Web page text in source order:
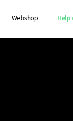
Webshop Help